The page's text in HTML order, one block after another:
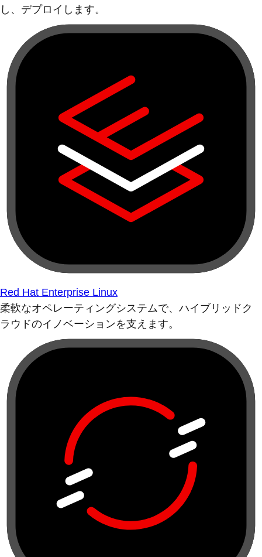
し、デプロイします。
Red Hat Enterprise Linux
柔軟なオペレーティングシステムで、ハイブリッドク
ラウドのイノベーションを支えます。